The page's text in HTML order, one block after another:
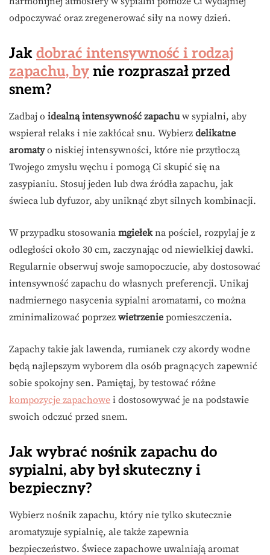
odpoczywać oraz zregenerować siły na nowy dzień.
Jak dobrać intensywność i rodzaj
zapachu, by nie rozpraszał przed
snem?
Zadbaj o idealną intensywność zapachuw sypialni, aby
wspierał relaks i nie zakłócał snu. Wybierz delikatne
aromatyo niskiej intensywności, które nie przytłoczą
Twojego zmysłu węchu i pomogą Ci skupić się na
zasypianiu. Stosuj jeden lub dwa źródła zapachu, jak
świeca lub dyfuzor, aby uniknąć zbyt silnych kombinacji.
W przypadku stosowania mgiełekna pościel, rozpylaj je z
odległości około 30 cm, zaczynając od niewielkiej dawki.
Regularnie obserwuj swoje samopoczucie, aby dostosować
intensywność zapachu do własnych preferencji. Unikaj
nadmiernego nasycenia sypialni aromatami, co można
zminimalizować poprzez wietrzenie pomieszczenia.
Zapachy takie jak lawenda, rumianek czy akordy wodne
będą najlepszym wyborem dla osób pragnących zapewnić
sobie spokojny sen. Pamiętaj, by testować różne
kompozycje zapachowe i dostosowywać je na podstawie
swoich odczuć przed snem.
Jak wybrać nośnik zapachu do
sypialni, aby był skuteczny i
bezpieczny?
Wybierz nośnik zapachu, który nie tylko skutecznie
aromatyzuje sypialnię, ale także zapewnia
bezpieczeństwo. Świece zapachowe uwalniają aromat